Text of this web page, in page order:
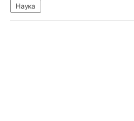
Наука